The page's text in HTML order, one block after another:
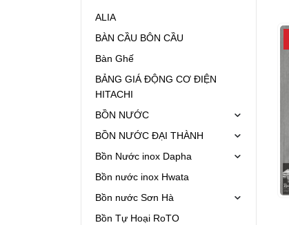
ALIA
BÀN CẦU BÔN CẦU
Bàn Ghế
BẢNG GIÁ ĐỘNG CƠ ĐIỆN
HITACHI
BỒN NƯỚC
BỒN NƯỚC ĐẠI THÀNH
Bồn Nước inox Dapha
Bồn nước inox Hwata
Bồn nước Sơn Hà
Bồn Tự Hoại RoTO